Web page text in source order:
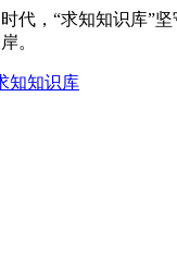
代，“求知知识库”
。
知知识库